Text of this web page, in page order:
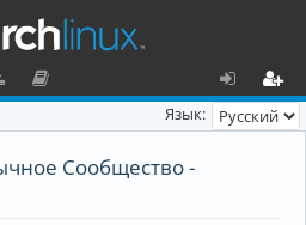
х
ег
Язык:
Сообщество -